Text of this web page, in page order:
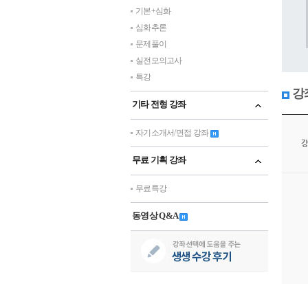
기본+심화
심화추론
문제풀이
실전모의고사
특강
기타 전형 강좌
자기소개서/면접 강좌
무료 기획 강좌
무료특강
동영상 Q&A
강